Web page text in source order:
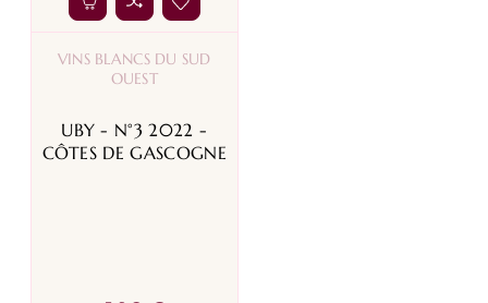
VINS BLANCS DU SUD
OUEST
UBY - N°3 2022 -
CÔTES DE GASCOGNE